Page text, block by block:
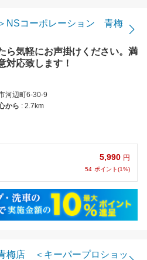
NSコーポレーション 青梅
ら気軽にお声掛けください。満
対応致します！
河辺町6-30-9
から : 2.7km
5,990 円
54 ポイント(1%)
梅店 ＜キーパープロショッ